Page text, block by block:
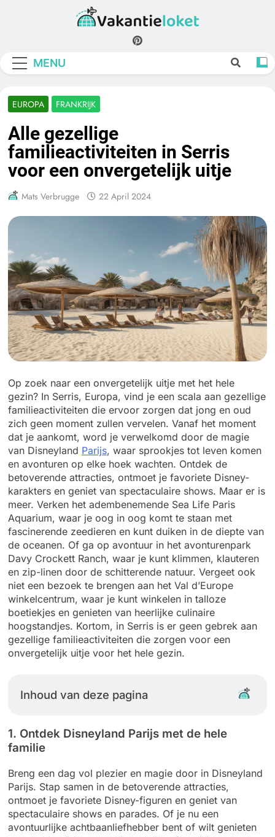
Vakantieloket
MENU
EUROPA FRANKRIJK
Alle gezellige
familieactiviteiten in Serris
voor een onvergetelijk uitje
Mats Verbrugge 22 April 2024
Op zoek naar een onvergetelijk uitje met het hele
gezin? In Serris, Europa, vind je een scala aan gezellige
familieactiviteiten die ervoor zorgen dat jong en oud
zich geen moment zullen vervelen. Vanaf het moment
dat je aankomt, word je verwelkomd door de magie
van Disneyland Parijs, waar sprookjes tot leven komen
en avonturen op elke hoek wachten. Ontdek de
betoverende attracties, ontmoet je favoriete Disney-
karakters en geniet van spectaculaire shows. Maar er is
meer. Verken het adembenemende Sea Life Paris
Aquarium, waar je oog in oog komt te staan met
fascinerende zeedieren en kunt duiken in de diepte van
de oceanen. Of ga op avontuur in het avonturenpark
Davy Crockett Ranch, waar je kunt klimmen, klauteren
en zip-linen door de schitterende natuur. Vergeet ook
niet een bezoek te brengen aan het Val d’Europe
winkelcentrum, waar je kunt winkelen in talloze
boetiekjes en genieten van heerlijke culinaire
hoogstandjes. Kortom, in Serris is er geen gebrek aan
gezellige familieactiviteiten die zorgen voor een
onvergetelijk uitje voor het hele gezin.
Inhoud van deze pagina
1. Ontdek Disneyland Parijs met de hele
familie
Breng een dag vol plezier en magie door in Disneyland
Parijs. Stap samen in de betoverende attracties,
ontmoet je favoriete Disney-figuren en geniet van
spectaculaire shows en parades. Of je nu een
avontuurlijke achtbaanliefhebber bent of wilt genieten